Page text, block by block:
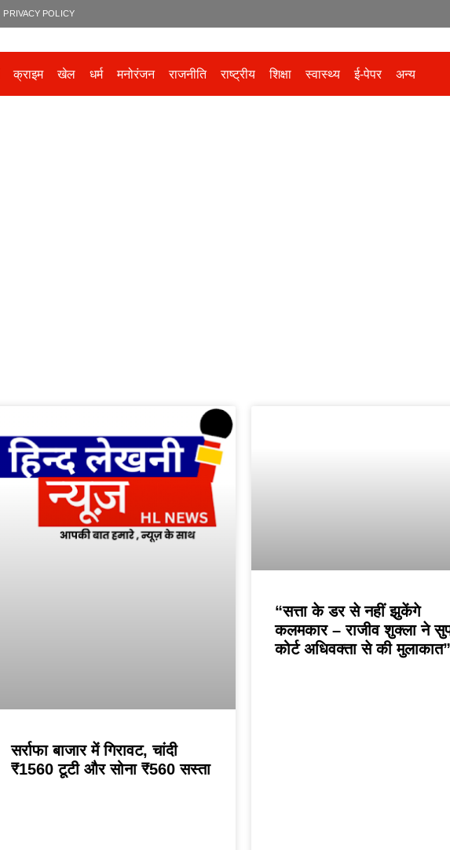
PRIVACY POLICY
क्राइम खेल धर्म मनोरंजन राजनीति राष्ट्रीय शिक्षा स्वास्थ्य ई-पेपर अन्य
सर्राफा बाजार में गिरावट, चांदी
₹1560 टूटी और सोना ₹560 सस्ता
“सत्ता के डर से नहीं झुकेंगे
कलमकार – राजीव शुक्ला ने
कोर्ट अधिवक्ता से की मुलाकात”